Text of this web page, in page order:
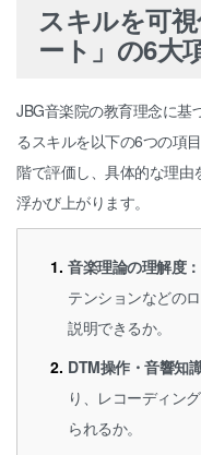
スキルを可
ート」の6大
JBG音楽院の教育理念に基
るスキルを以下の6つの項
階で評価し、具体的な理
浮かび上がります。
音楽理論の理解度：
テンションなどの
説明できるか。
DTM操作・音響知
り、レコーディン
られるか。